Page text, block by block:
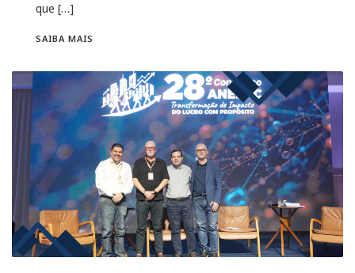
que […]
SAIBA MAIS